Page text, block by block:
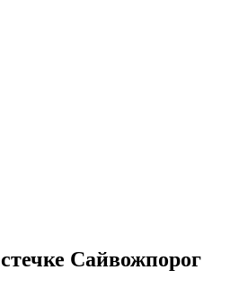
Сайвожпорог